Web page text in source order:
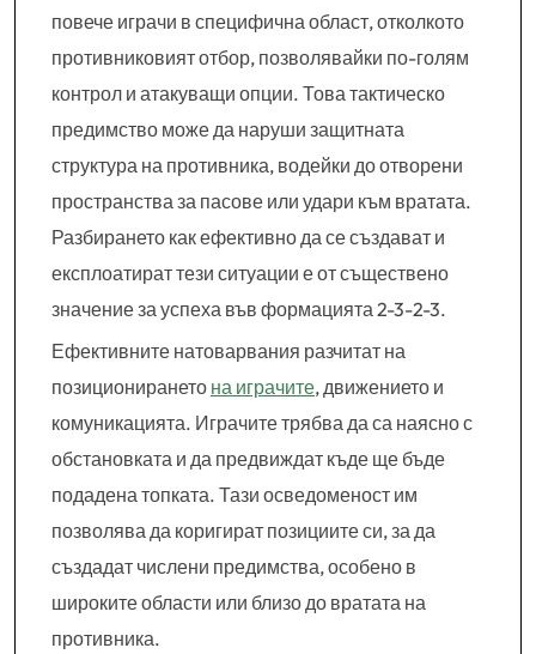
повече играчи в специфична област, отколкото
противниковият отбор, позволявайки по-голям
контрол и атакуващи опции. Това тактическо
предимство може да наруши защитната
структура на противника, водейки до отворени
пространства за пасове или удари към вратата.
Разбирането как ефективно да се създават и
експлоатират тези ситуации е от съществено
значение за успеха във формацията 2-3-2-3.
Ефективните натоварвания разчитат на
позиционирането на играчите, движението и
комуникацията. Играчите трябва да са наясно с
обстановката и да предвиждат къде ще бъде
подадена топката. Тази осведоменост им
позволява да коригират позициите си, за да
създадат числени предимства, особено в
широките области или близо до вратата на
противника.